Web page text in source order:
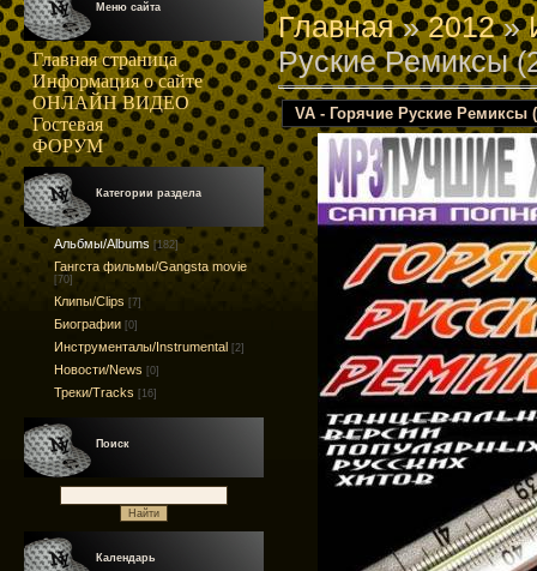
Меню сайта
Главная страница
Информация о сайте
ОНЛАЙН ВИДЕО
Гостевая
ФОРУМ
Категории раздела
Альбмы/Albums [182]
Гангста фильмы/Gangsta movie
[70]
Клипы/Clips [7]
Биографии [0]
Инструменталы/Instrumental [2]
Новости/News [0]
Треки/Tracks [16]
Поиск
Календарь
Главная»2012 »
Руские Ремиксы
VA - Горячие Руские Ремиксы